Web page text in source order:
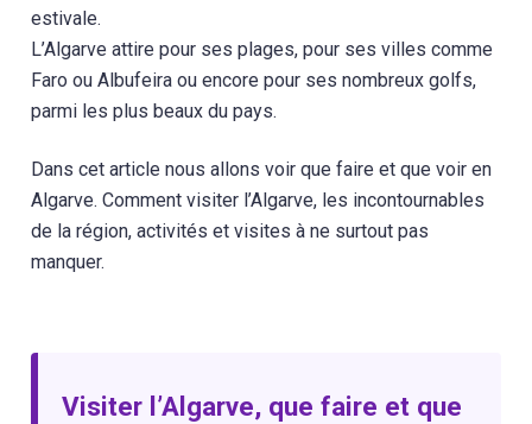
estivale.
L’Algarve attire pour ses plages, pour ses villes comme
Faro ou Albufeira ou encore pour ses nombreux golfs,
parmi les plus beaux du pays.
Dans cet article nous allons voir que faire et que voir en
Algarve. Comment visiter l’Algarve, les incontournables
de la région, activités et visites à ne surtout pas
manquer.
Visiter l’Algarve, que faire et que